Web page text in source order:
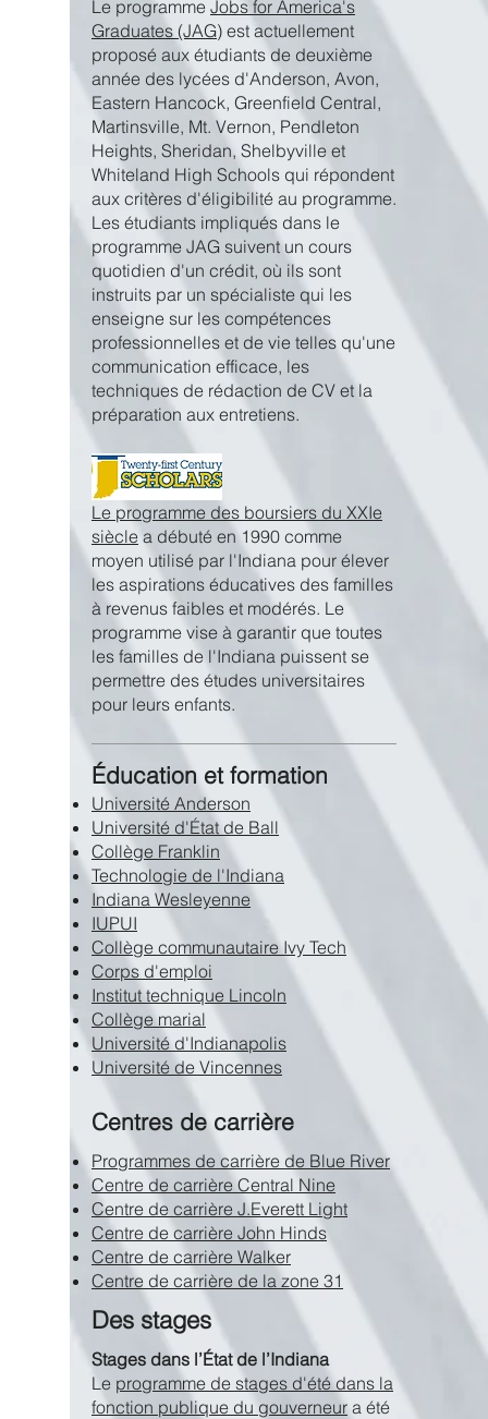
Le programme Jobs for America's
Graduates (JAG) est actuellement
proposé aux étudiants de deuxième
année des lycées d'Anderson, Avon,
Eastern Hancock, Greenfield Central,
Martinsville, Mt. Vernon, Pendleton
Heights, Sheridan, Shelbyville et
Whiteland High Schools qui répondent
aux critères d'éligibilité au programme.
Les étudiants impliqués dans le
programme JAG suivent un cours
quotidien d'un crédit, où ils sont
instruits par un spécialiste qui les
enseigne sur les compétences
professionnelles et de vie telles qu'une
communication efficace, les
techniques de rédaction de CV et la
préparation aux entretiens.
Le programme des boursiers du XXIe
siècle a débuté en 1990 comme
moyen utilisé par l'Indiana pour élever
les aspirations éducatives des familles
à revenus faibles et modérés. Le
programme vise à garantir que toutes
les familles de l'Indiana puissent se
permettre des études universitaires
pour leurs enfants.
Éducation et formation
Université Anderson
Université d'État de Ball
Collège Franklin
Technologie de l'Indiana
Indiana Wesleyenne
IUPUI
Collège communautaire Ivy Tech
Corps d'emploi
Institut technique Lincoln
Collège marial
Université d'Indianapolis
Université de Vincennes
Centres de carrière
Programmes de carrière de Blue River
Centre de carrière Central Nine
Centre de carrière J.Everett Light
Centre de carrière John Hinds
Centre de carrière Walker
Centre de carrière de la zone 31
Des stages
Stages dans l’État de l’Indiana
Le programme de stages d'été dans la
fonction publique du gouverneur a été